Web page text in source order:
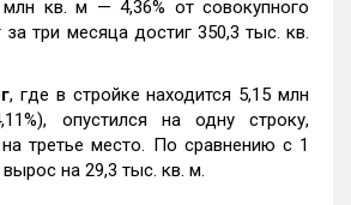
млн кв. м — 4,36% от совокупного
три месяца достиг 350,3 тыс. кв.
, где в стройке находится 5,15 млн
опустился на одну строку,
третье место. По сравнению с 1
на 29,3 тыс. кв. м.